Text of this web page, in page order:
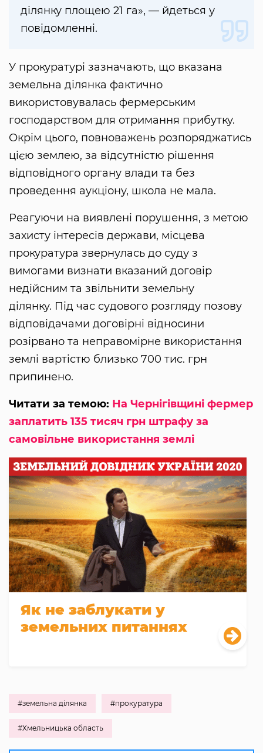
ділянку площею 21 га», — йдеться у
повідомленні.
У прокуратурі зазначають, що вказана
земельна ділянка фактично
використовувалась фермерським
господарством для отримання прибутку.
Окрім цього, повноважень розпоряджатись
цією землею, за відсутністю рішення
відповідного органу влади та без
проведення аукціону, школа не мала.
Реагуючи на виявлені порушення, з метою
захисту інтересів держави, місцева
прокуратура звернулась до суду з
вимогами визнати вказаний договір
недійсним та звільнити земельну
ділянку. Під час судового розгляду позову
відповідачами договірні відносини
розірвано та неправомірне використання
землі вартістю близько 700 тис. грн
припинено.
Читати за темою: На Чернігівщині фермер
заплатить 135 тисяч грн штрафу за
самовільне використання землі
Як не заблукати у
земельних питаннях
#земельна ділянка #прокуратура
#Хмельницька область